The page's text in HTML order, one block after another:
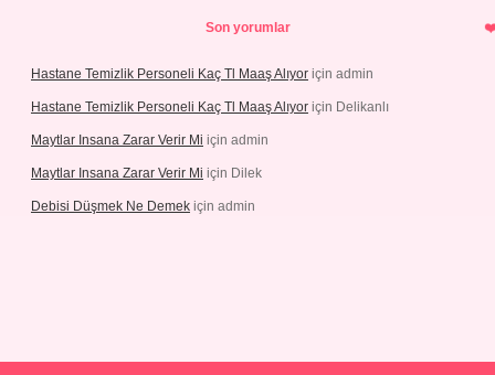
Son yorumlar
Hastane Temizlik Personeli Kaç Tl Maaş Alıyor için admin
Hastane Temizlik Personeli Kaç Tl Maaş Alıyor için Delikanlı
Maytlar Insana Zarar Verir Mi için admin
Maytlar Insana Zarar Verir Mi için Dilek
Debisi Düşmek Ne Demek için admin